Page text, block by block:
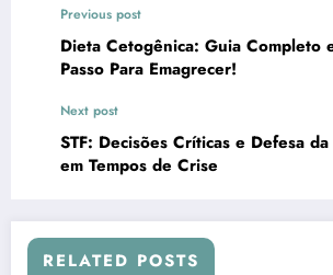
Previous post
Dieta Cetogênica: Guia Completo
Passo Para Emagrecer!
Next post
STF: Decisões Críticas e Defesa
em Tempos de Crise
RELATED POSTS